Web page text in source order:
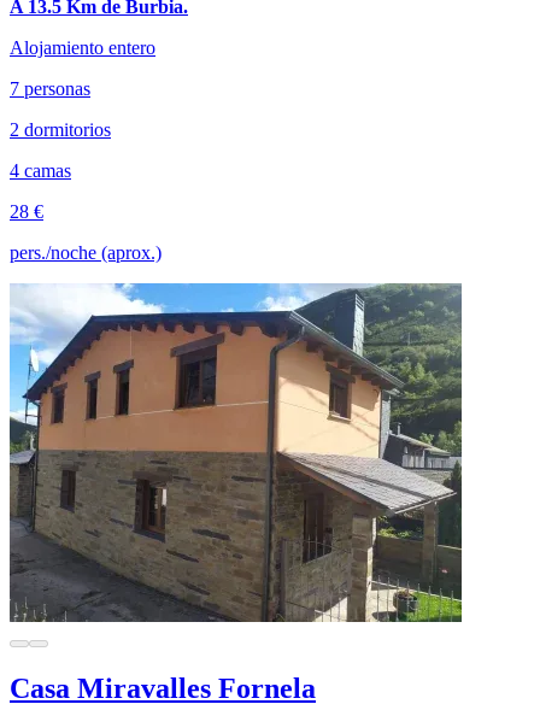
A 13.5 Km de Burbia.
Alojamiento entero
7 personas
2 dormitorios
4 camas
28 €
pers./noche (aprox.)
Casa Miravalles Fornela